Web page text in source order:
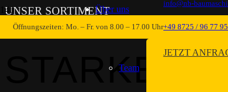
Öffnungszeiten: Mo. – Fr. von 8.00 – 17.00 Uhr
info@nb-
+49 8725 / 96 77
Über uns
Team
JETZT
UNSER SORTIMENT
STARKE